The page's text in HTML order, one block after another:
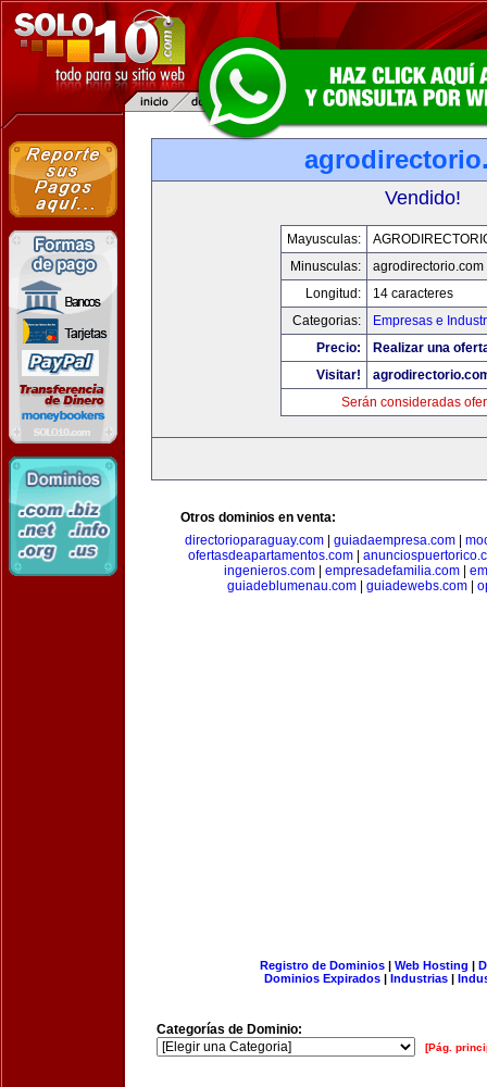
Vendido!
Mayusculas:
Minusculas:
agrodirectorio.com
Longitud:
14 caracteres
Categorias:
Empresas e
Precio:
Realizar una
Visitar!
Serán consideradas
Otros dominios en venta:
directorioparaguay.com| guiadaempresa.com|
ofertasdeapartamentos.com
ingenieros.com| empresadefamilia.com|
guiadeblumenau.com| guiadewebs.com|
Registro de Dominios| Web Hosting |
Dominios Expirados | Industrias |
Categorías de Dominio:
[Pág.